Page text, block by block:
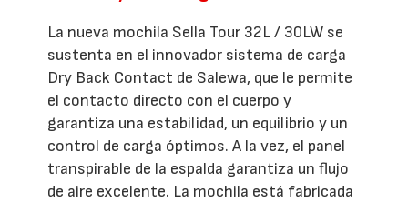
La nueva mochila Sella Tour 32L / 30LW se
sustenta en el innovador sistema de carga
Dry Back Contact de Salewa, que le permite
el contacto directo con el cuerpo y
garantiza una estabilidad, un equilibrio y un
control de carga óptimos. A la vez, el panel
transpirable de la espalda garantiza un flujo
de aire excelente. La mochila está fabricada